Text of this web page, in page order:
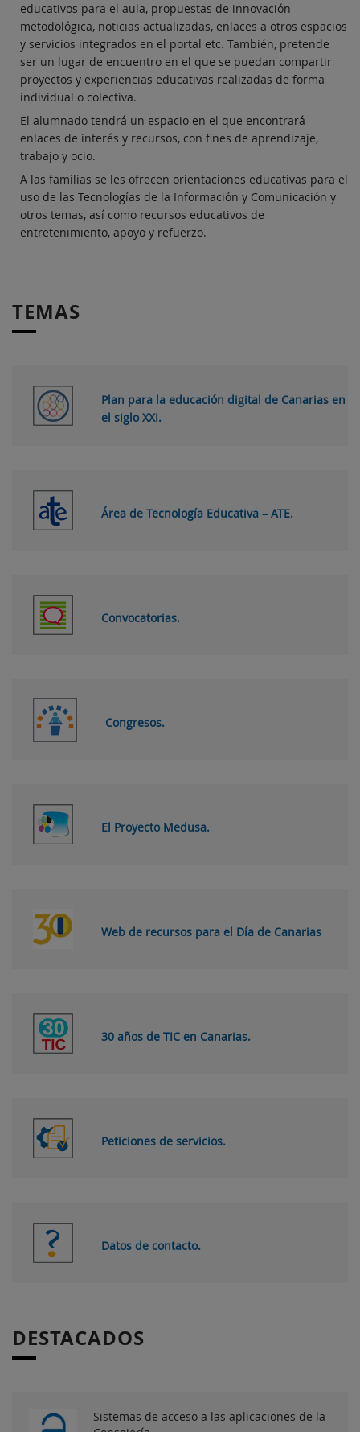
educativos para el aula, propuestas de innovación
metodológica, noticias actualizadas, enlaces a otros espacios
y servicios integrados en el portal etc. También, pretende
ser un lugar de encuentro en el que se puedan compartir
proyectos y experiencias educativas realizadas de forma
individual o colectiva.
El alumnado tendrá un espacio en el que encontrará
enlaces de interés y recursos, con fines de aprendizaje,
trabajo y ocio.
A las familias se les ofrecen orientaciones educativas para el
uso de las Tecnologías de la Información y Comunicación y
otros temas, así como recursos educativos de
entretenimiento, apoyo y refuerzo.
TEMAS
Plan para la educación digital de Canarias en
el siglo XXI.
Área de Tecnología Educativa – ATE.
Convocatorias.
Congresos.
El Proyecto Medusa.
Web de recursos para el Día de Canarias
30 años de TIC en Canarias.
Peticiones de servicios.
Datos de contacto.
DESTACADOS
Sistemas de acceso a las aplicaciones de la